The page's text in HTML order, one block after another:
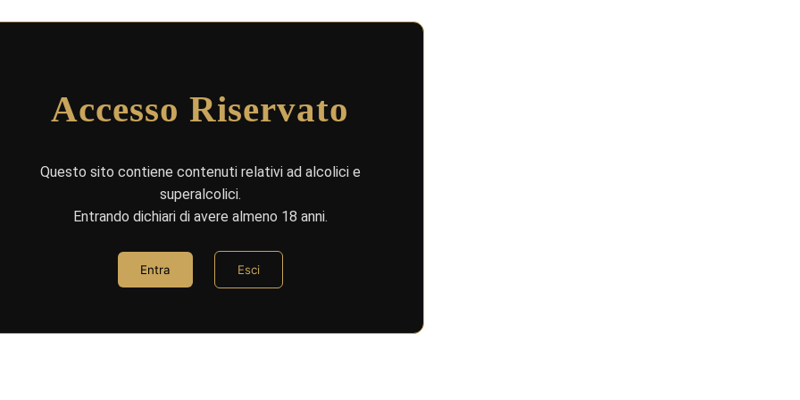
Accesso Riservato
Questo sito contiene contenuti relativi ad alcolici e
superalcolici.
Entrando dichiari di avere almeno 18 anni.
Entra Esci